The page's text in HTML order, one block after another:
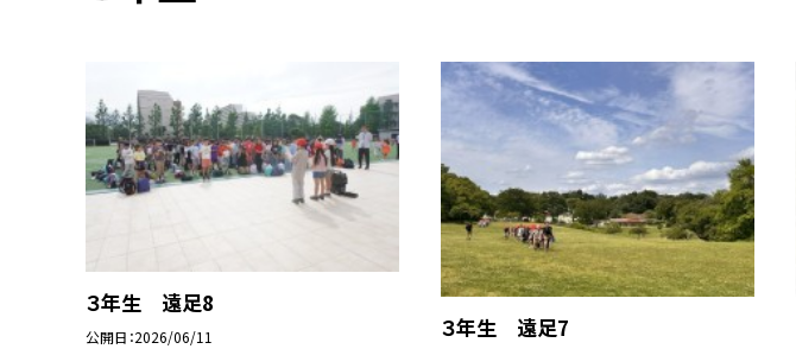
３年生 遠足8
公開日 2026/06/11
３年生 遠足7